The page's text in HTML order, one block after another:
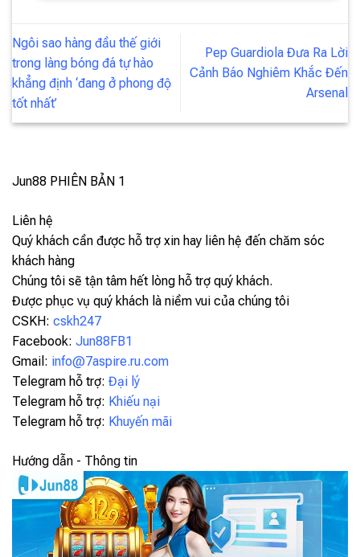
Ngôi sao hàng đầu thế giới
trong làng bóng đá tự hào
khẳng định ‘đang ở phong độ
tốt nhất’
Pep Guardiola Đưa Ra Lời
Cảnh Báo Nghiêm Khắc Đến
Arsenal
Jun88 PHIÊN BẢN 1
Liên hệ
Quý khách cần được hỗ trợ xin hay liên hệ đến chăm sóc
khách hàng
Chúng tôi sẽ tận tâm hết lòng hỗ trợ quý khách.
Được phục vụ quý khách là niềm vui của chúng tôi
CSKH: cskh247
Facebook: Jun88FB1
Gmail: info@7aspire.ru.com
Telegram hỗ trợ: Đại lý
Telegram hỗ trợ: Khiếu nại
Telegram hỗ trợ: Khuyến mãi
Hướng dẫn - Thông tin